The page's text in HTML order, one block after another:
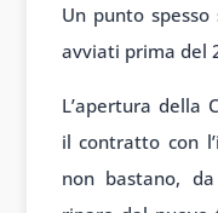
Un punto
avviati prima del
L’apertura della
il contratto con
non bastano,